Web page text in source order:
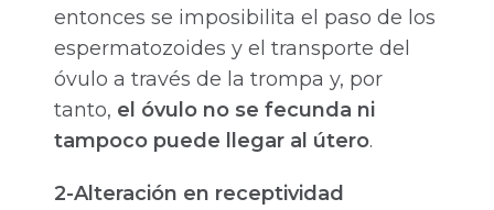
entonces se imposibilita el paso de los
espermatozoides y el transporte del
óvulo a través de la trompa y, por
tanto, el óvulo no se fecunda ni
tampoco puede llegar al útero.
2-Alteración en receptividad